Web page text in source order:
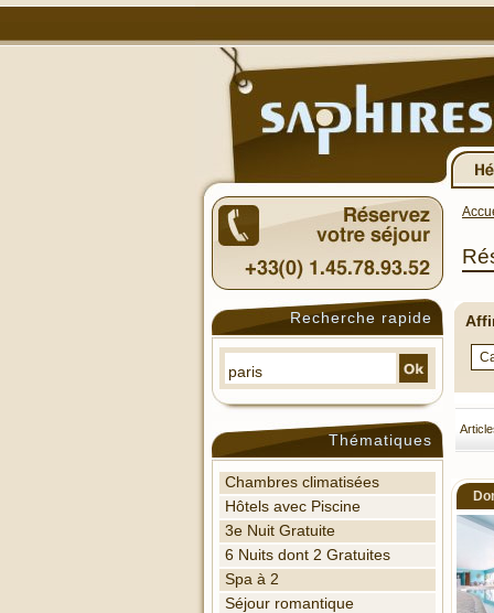
Recherche rapide
Thématiques
Chambres climatisées
Hôtels avec Piscine
3e Nuit Gratuite
6 Nuits dont 2 Gratuites
Spa à 2
Séjour romantique